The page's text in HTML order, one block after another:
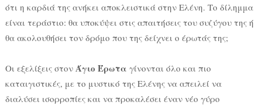
ότι η καρδιά της ανήκει αποκλειστικά στην Ελένη. Το δίλημμα
είναι τεράστιο: θα υποκύψει στις απαιτήσεις του συζύγου της ή
θα ακολουθήσει τον δρόμο που της δείχνει ο έρωτάς της;
Οι εξελίξεις στον Άγιο Έρωτα γίνονται όλο και πιο
καταιγιστικές, με το μυστικό της Ελένης να απειλεί να
διαλύσει ισορροπίες και να προκαλέσει έναν νέο γύρο